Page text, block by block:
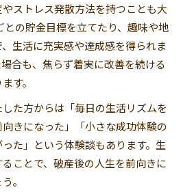
ストレス発散方法を持つことも大
との貯金目標を立てたり、趣味や地
生活に充実感や達成感を得られま
合も、焦らず着実に改善を続ける
す。
た方からは「毎日の生活リズムを
きになった」「小さな成功体験の
た」という体験談もあります。生
ことで、破産後の人生を前向きに
。